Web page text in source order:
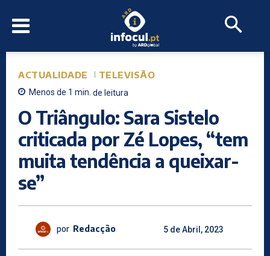
ACTUALIDADE TELEVISÃO
Menos de 1 min. de leitura
O Triângulo: Sara Sistelo
criticada por Zé Lopes, “tem
muita tendência a queixar-
se”
por Redacção 5 de Abril, 2023